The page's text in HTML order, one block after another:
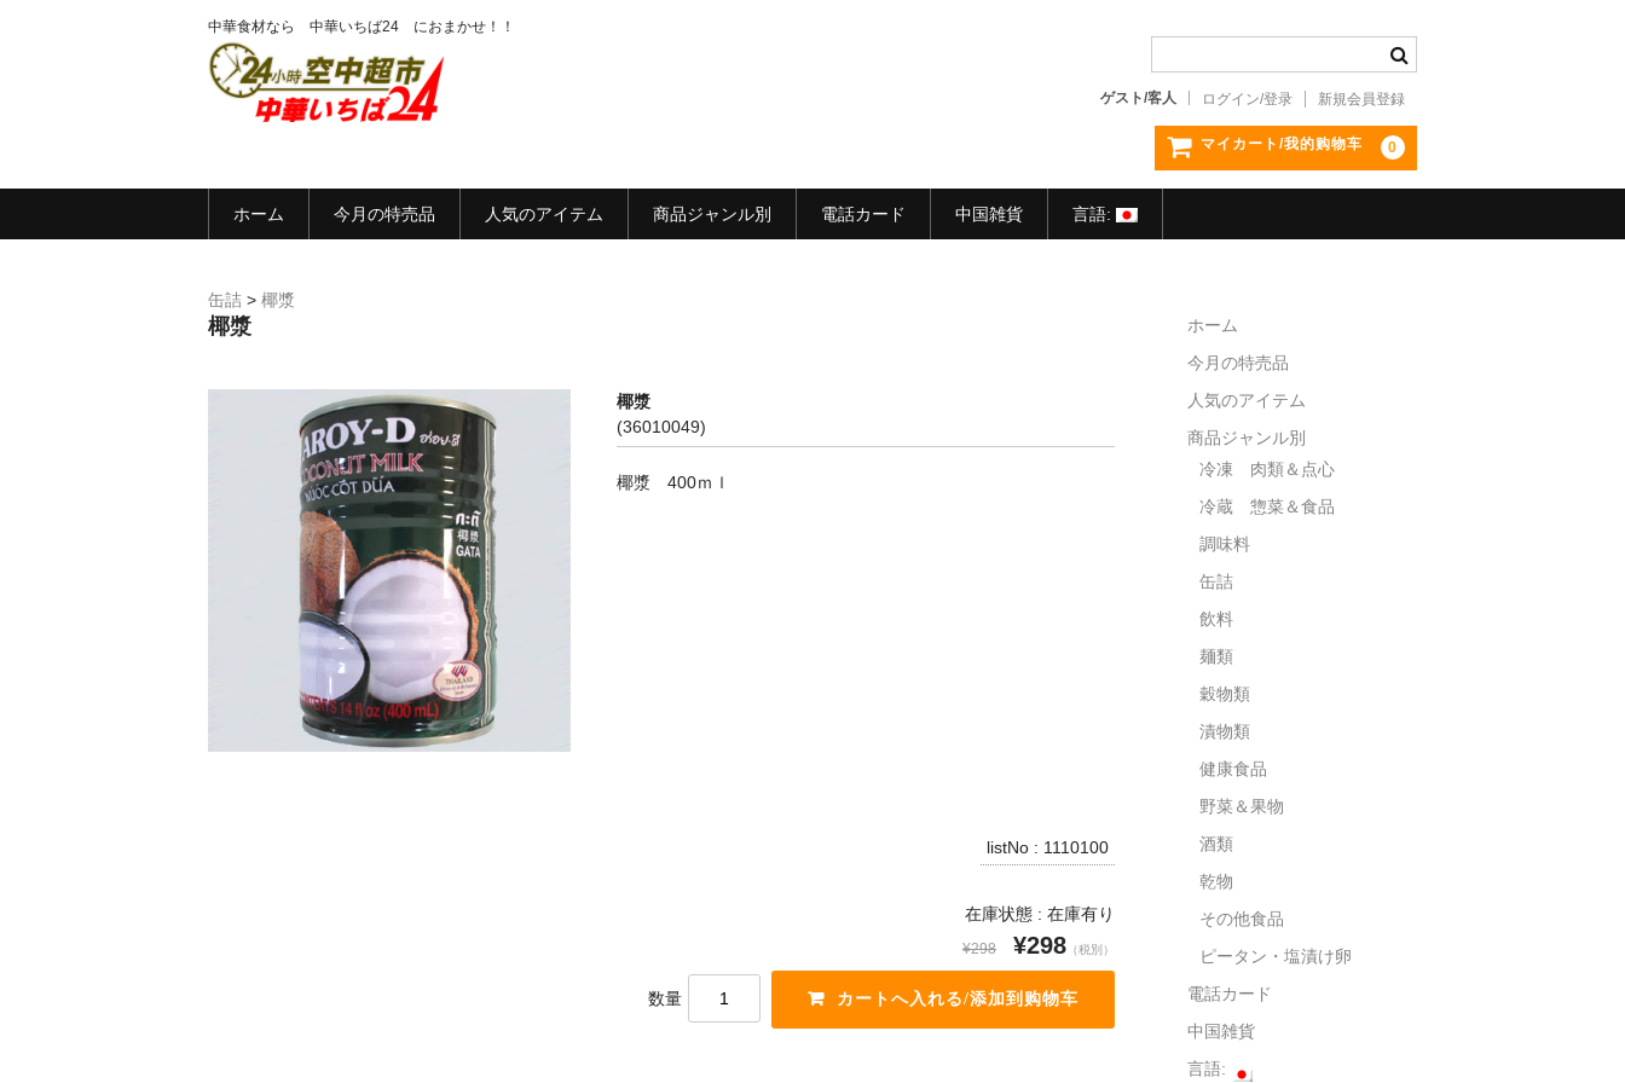
中華食材なら 中華いちば24 におまかせ！！
ゲスト/客人 ログイン/登录 新規会員登録
マイカート/我的购物车 0
ホーム 今月の特売品 人気のアイテム 商品ジャンル別 電話カード 中国雑貨 言語:
缶詰 > 椰漿
椰漿
椰漿
(36010049)
椰漿 400ｍｌ
listNo : 1110100
在庫状態 : 在庫有り
¥298 ¥298 （税別）
数量
ホーム
今月の特売品
人気のアイテム
商品ジャンル別
冷凍 肉類＆点心
冷蔵 惣菜＆食品
調味料
缶詰
飲料
麺類
穀物類
漬物類
健康食品
野菜＆果物
酒類
乾物
その他食品
ピータン・塩漬け卵
電話カード
中国雑貨
言語: